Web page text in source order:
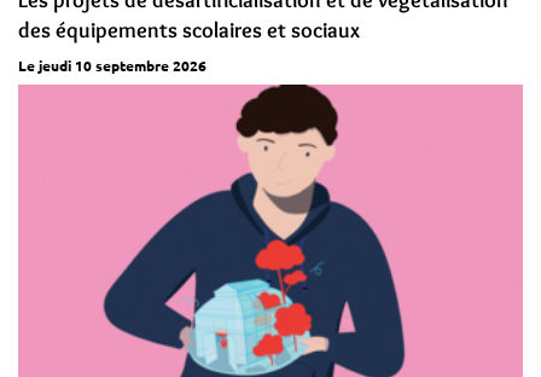
des équipements scolaires et sociaux
Le jeudi 10 septembre 2026